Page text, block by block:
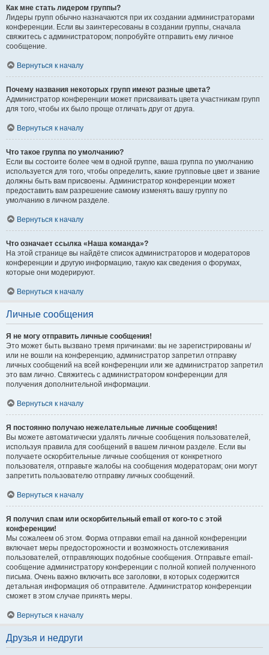
Как мне стать лидером группы?
Лидеры групп обычно назначаются при их создании администраторами
конференции. Если вы заинтересованы в создании группы, сначала
свяжитесь с администратором; попробуйте отправить ему личное
сообщение.
Вернуться к началу
Почему названия некоторых групп имеют разные цвета?
Администратор конференции может присваивать цвета участникам групп
для того, чтобы их было проще отличать друг от друга.
Вернуться к началу
Что такое группа по умолчанию?
Если вы состоите более чем в одной группе, ваша группа по умолчанию
используется для того, чтобы определить, какие групповые цвет и звание
должны быть вам присвоены. Администратор конференции может
предоставить вам разрешение самому изменять вашу группу по
умолчанию в личном разделе.
Вернуться к началу
Что означает ссылка «Наша команда»?
На этой странице вы найдёте список администраторов и модераторов
конференции и другую информацию, такую как сведения о форумах,
которые они модерируют.
Вернуться к началу
Личные сообщения
Я не могу отправить личные сообщения!
Это может быть вызвано тремя причинами: вы не зарегистрированы и/
или не вошли на конференцию, администратор запретил отправку
личных сообщений на всей конференции или же администратор запретил
это вам лично. Свяжитесь с администратором конференции для
получения дополнительной информации.
Вернуться к началу
Я постоянно получаю нежелательные личные сообщения!
Вы можете автоматически удалять личные сообщения пользователей,
используя правила для сообщений в вашем личном разделе. Если вы
получаете оскорбительные личные сообщения от конкретного
пользователя, отправьте жалобы на сообщения модераторам; они могут
запретить пользователю отправку личных сообщений.
Вернуться к началу
Я получил спам или оскорбительный email от кого-то с этой
конференции!
Мы сожалеем об этом. Форма отправки email на данной конференции
включает меры предосторожности и возможность отслеживания
пользователей, отправляющих подобные сообщения. Отправьте email-
сообщение администратору конференции с полной копией полученного
письма. Очень важно включить все заголовки, в которых содержится
детальная информация об отправителе. Администратор конференции
сможет в этом случае принять меры.
Вернуться к началу
Друзья и недруги